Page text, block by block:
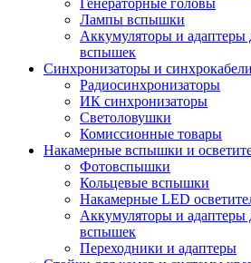
Генераторные головы
Лампы вспышки
Аккумуляторы и адаптеры
вспышек
Синхронизаторы и синхрокабели
Радиосинхронизаторы
ИК синхронизаторы
Светоловушки
Комиссионные товары
Накамерные вспышки и
Фотовспышки
Кольцевые вспышки
Накамерные LED
Аккумуляторы и адаптеры
вспышек
Переходники и адаптеры